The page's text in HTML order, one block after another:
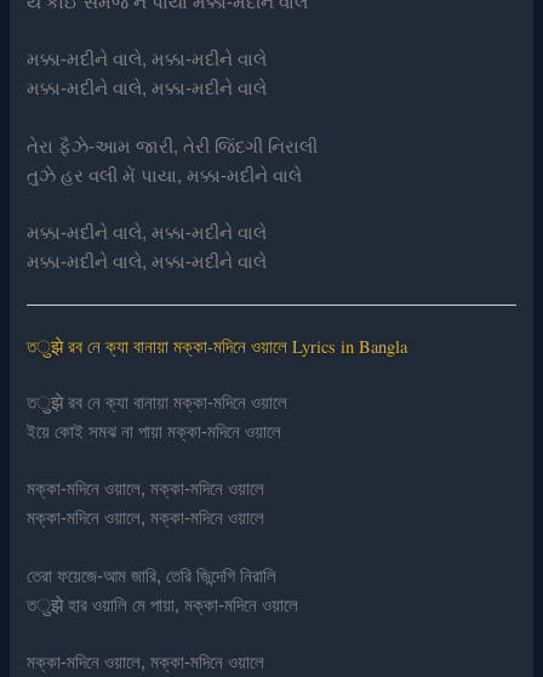
મક્કા-મદીને વાલે, મક્કા-મદીને વાલે
મક્કા-મદીને વાલે, મક્કા-મદીને વાલે
તેરા ફૈઝે-આમ જારી, તેરી જિંદગી નિરાલી
તુઝે હર વલી મેં પાયા, મક્કા-મદીને વાલે
મક્કા-મદીને વાલે, મક્કા-મદીને વાલે
મક્કા-મદીને વાલે, મક્કા-મદીને વાલે
তुझे রব নে ক্যা বানায়া মক্কা-মদিনে ওয়ালে Lyrics in Bangla
তुझे রব নে ক্যা বানায়া মক্কা-মদিনে ওয়ালে
ইয়ে কোই সমঝ না পায়া মক্কা-মদিনে ওয়ালে
মক্কা-মদিনে ওয়ালে, মক্কা-মদিনে ওয়ালে
মক্কা-মদিনে ওয়ালে, মক্কা-মদিনে ওয়ালে
তেরা ফয়েজে-আম জারি, তেরি জিন্দেগি নিরালি
তुझे হার ওয়ালি মে পায়া, মক্কা-মদিনে ওয়ালে
মক্কা-মদিনে ওয়ালে, মক্কা-মদিনে ওয়ালে